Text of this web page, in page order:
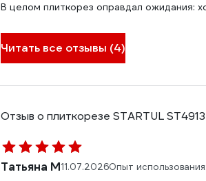
В целом плиткорез оправдал ожидания:
Читать все отзывы (4)
Отзыв о плиткорезе STARTUL
Татьяна М11.07.2026Опыт